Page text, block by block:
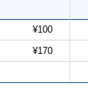
¥100
¥170